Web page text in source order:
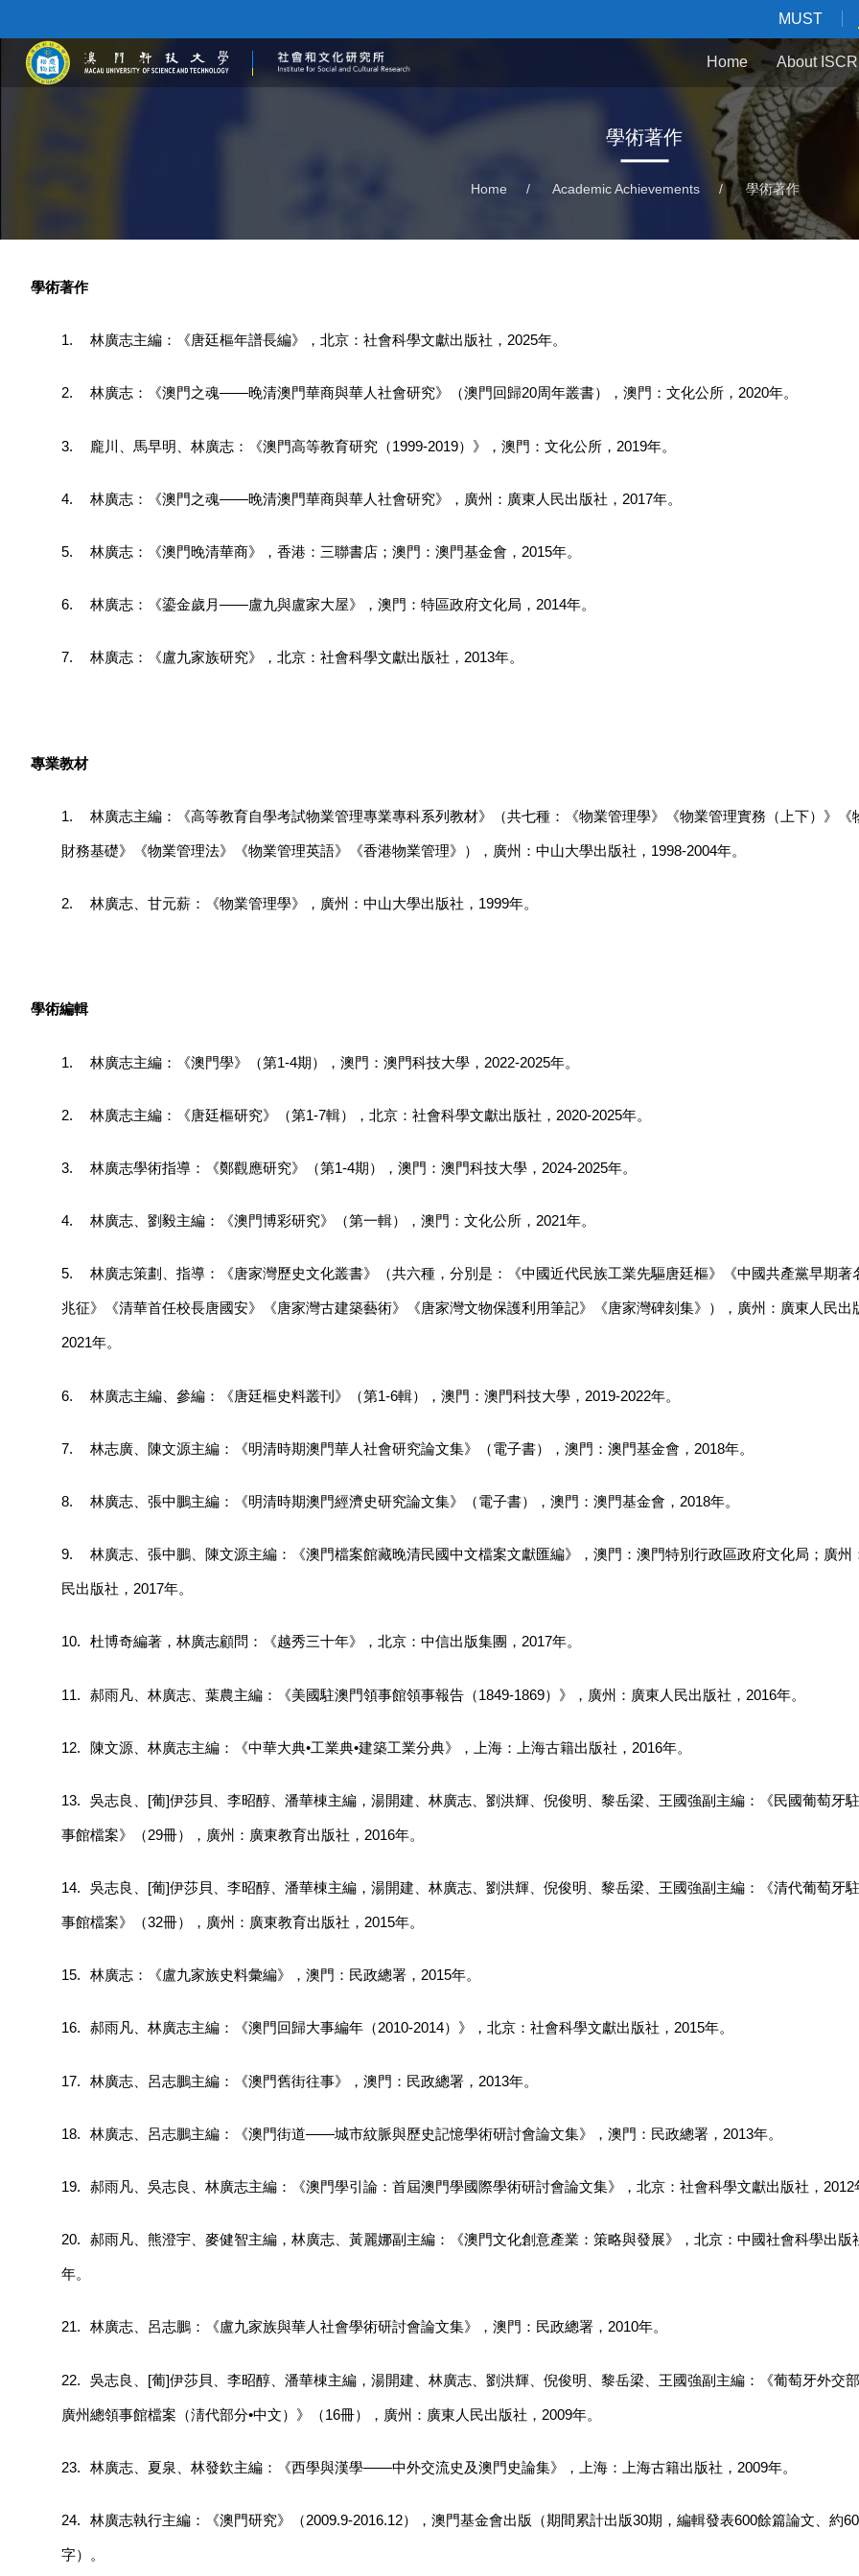
MUST
Home About ISCR
學術著作
Home / Academic Achievements / 學術著作
學術著作
1. 林廣志主編：《唐廷樞年譜長編》，北京：社會科學文獻出版社，2025年。
2. 林廣志：《澳門之魂——晚清澳門華商與華人社會研究》（澳門回歸20周年叢書），澳門：文化公所，2020年。
3. 龐川、馬早明、林廣志：《澳門高等教育研究（1999-2019）》，澳門：文化公所，2019年。
4. 林廣志：《澳門之魂——晚清澳門華商與華人社會研究》，廣州：廣東人民出版社，2017年。
5. 林廣志：《澳門晚清華商》，香港：三聯書店；澳門：澳門基金會，2015年。
6. 林廣志：《鎏金歲月——盧九與盧家大屋》，澳門：特區政府文化局，2014年。
7. 林廣志：《盧九家族研究》，北京：社會科學文獻出版社，2013年。
專業教材
1. 林廣志主編：《高等教育自學考試物業管理專業專科系列教材》（共七種：《物業管理學》《物業管理實務（上下）》《
財務基礎》《物業管理法》《物業管理英語》《香港物業管理》），廣州：中山大學出版社，1998-2004年。
2. 林廣志、甘元薪：《物業管理學》，廣州：中山大學出版社，1999年。
學術編輯
1. 林廣志主編：《澳門學》（第1-4期），澳門：澳門科技大學，2022-2025年。
2. 林廣志主編：《唐廷樞研究》（第1-7輯），北京：社會科學文獻出版社，2020-2025年。
3. 林廣志學術指導：《鄭觀應研究》（第1-4期），澳門：澳門科技大學，2024-2025年。
4. 林廣志、劉毅主編：《澳門博彩研究》（第一輯），澳門：文化公所，2021年。
5. 林廣志策劃、指導：《唐家灣歷史文化叢書》（共六種，分別是：《中國近代民族工業先驅唐廷樞》《中國共產黨早期著
兆征》《清華首任校長唐國安》《唐家灣古建築藝術》《唐家灣文物保護利用筆記》《唐家灣碑刻集》），廣州：廣東人民出
2021年。
6. 林廣志主編、參編：《唐廷樞史料叢刊》（第1-6輯），澳門：澳門科技大學，2019-2022年。
7. 林志廣、陳文源主編：《明清時期澳門華人社會研究論文集》（電子書），澳門：澳門基金會，2018年。
8. 林廣志、張中鵬主編：《明清時期澳門經濟史研究論文集》（電子書），澳門：澳門基金會，2018年。
9. 林廣志、張中鵬、陳文源主編：《澳門檔案館藏晚清民國中文檔案文獻匯編》，澳門：澳門特別行政區政府文化局；廣州
民出版社，2017年。
10. 杜博奇編著，林廣志顧問：《越秀三十年》，北京：中信出版集團，2017年。
11. 郝雨凡、林廣志、葉農主編：《美國駐澳門領事館領事報告（1849-1869）》，廣州：廣東人民出版社，2016年。
12. 陳文源、林廣志主編：《中華大典•工業典•建築工業分典》，上海：上海古籍出版社，2016年。
13. 吳志良、[葡]伊莎貝、李昭醇、潘華棟主編，湯開建、林廣志、劉洪輝、倪俊明、黎岳梁、王國強副主編：《民國葡萄牙
事館檔案》（29冊），廣州：廣東教育出版社，2016年。
14. 吳志良、[葡]伊莎貝、李昭醇、潘華棟主編，湯開建、林廣志、劉洪輝、倪俊明、黎岳梁、王國強副主編：《清代葡萄牙
事館檔案》（32冊），廣州：廣東教育出版社，2015年。
15. 林廣志：《盧九家族史料彙編》，澳門：民政總署，2015年。
16. 郝雨凡、林廣志主編：《澳門回歸大事編年（2010-2014）》，北京：社會科學文獻出版社，2015年。
17. 林廣志、呂志鵬主編：《澳門舊街往事》，澳門：民政總署，2013年。
18. 林廣志、呂志鵬主編：《澳門街道——城市紋脈與歷史記憶學術研討會論文集》，澳門：民政總署，2013年。
19. 郝雨凡、吳志良、林廣志主編：《澳門學引論：首屆澳門學國際學術研討會論文集》，北京：社會科學文獻出版社，2012
20. 郝雨凡、熊澄宇、麥健智主編，林廣志、黃麗娜副主編：《澳門文化創意產業：策略與發展》，北京：中國社會科學出版
年。
21. 林廣志、呂志鵬：《盧九家族與華人社會學術研討會論文集》，澳門：民政總署，2010年。
22. 吳志良、[葡]伊莎貝、李昭醇、潘華棟主編，湯開建、林廣志、劉洪輝、倪俊明、黎岳梁、王國強副主編：《葡萄牙外交
廣州總領事館檔案（淸代部分•中文）》（16冊），廣州：廣東人民出版社，2009年。
23. 林廣志、夏泉、林發欽主編：《西學與漢學——中外交流史及澳門史論集》，上海：上海古籍出版社，2009年。
24. 林廣志執行主編：《澳門研究》（2009.9-2016.12），澳門基金會出版（期間累計出版30期，編輯發表600餘篇論文、約
字）。